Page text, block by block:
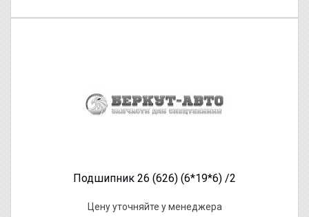
Подшипник 26 (626) (6*19*6) /2
Цену уточняйте у менеджера